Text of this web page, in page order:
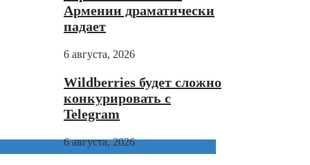
Армении драматически
падает
6 августа, 2026
Wildberries будет сложно
конкурировать с
Telegram
6 августа, 2026